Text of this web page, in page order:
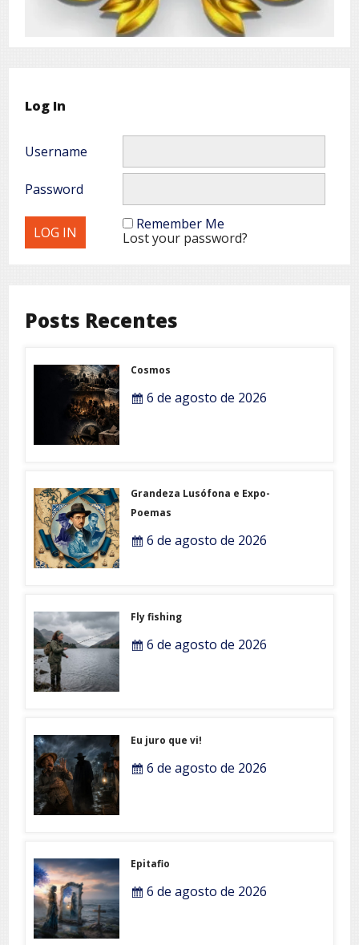
Log In
Username
Password
Remember Me
Lost your password?
Posts Recentes
Cosmos
6 de agosto de 2026
Grandeza Lusófona e Expo-
Poemas
6 de agosto de 2026
Fly fishing
6 de agosto de 2026
Eu juro que vi!
6 de agosto de 2026
Epitafio
6 de agosto de 2026